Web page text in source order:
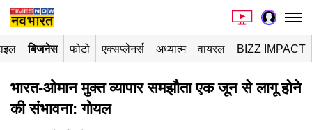
बिजनेस फोटो एक्सप्लेनर्स अध्यात्म वायरल BIZZ IMPACT
भारत-ओमान मुक्त व्यापार समझौता एक जून से लागू होने
की संभावना: गोयल